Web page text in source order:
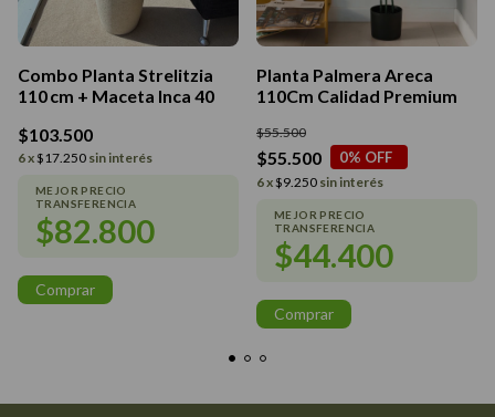
Combo Planta Strelitzia
110 cm + Maceta Inca 40
$103.500
6x$17.250 sin interés
$82.800
Comprar
Planta Palmera Areca
110Cm Calidad Premium
$55.500
$55.500
0% OFF
6x$9.250 sin interés
$44.400
Comprar